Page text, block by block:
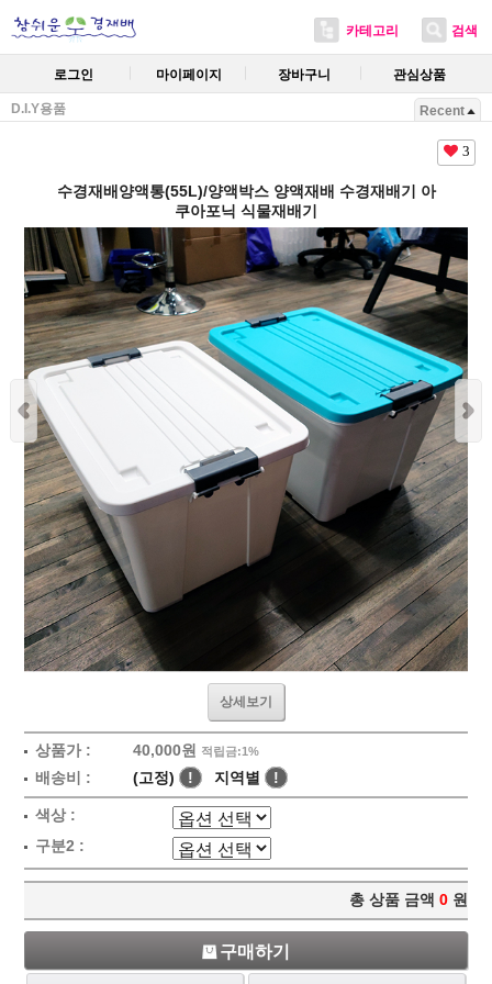
카테고리 검색
로그인 마이페이지 장바구니 관심상품
D.I.Y용품 Recent
3
수경재배양액통(55L)/양액박스 양액재배 수경재배기 아
쿠아포닉 식물재배기
상세보기
상품가 : 40,000원 적립금:1%
배송비 : (고정) ! 지역별 !
색상 :
구분2 :
총 상품 금액 0 원
구매하기